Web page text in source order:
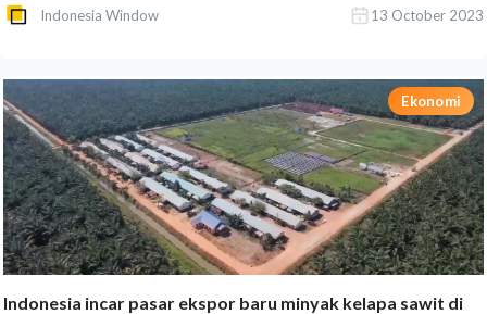
Indonesia Window 13 October 2023
Ekonomi
Indonesia incar pasar ekspor baru minyak kelapa sawit di